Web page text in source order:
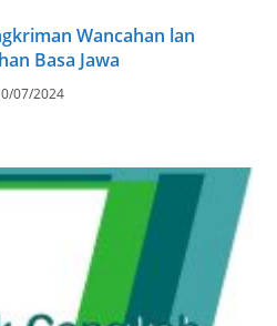
Wancahan lan
Basa Jawa
07/2024